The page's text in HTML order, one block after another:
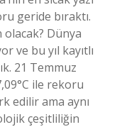
geride bıraktı.
olacak? Dünya
ve bu yıl kayıtlı
21 Temmuz
ile rekoru
edilir ama aynı
çeşitliliğin